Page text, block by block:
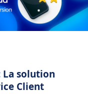
La solution
Client